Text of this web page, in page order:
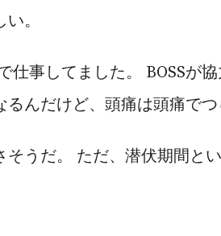
。
仕事してました。 BOSSが
んだけど、頭痛は頭痛でつ
うだ。 ただ、潜伏期間と